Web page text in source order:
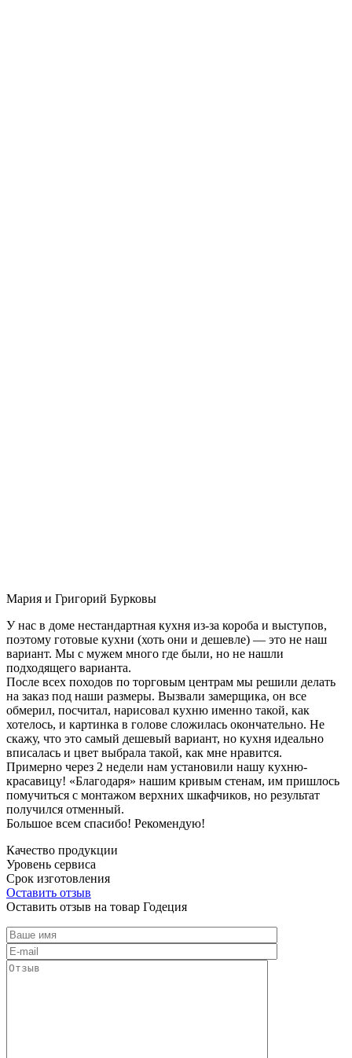
Мария и Григорий Бурковы
У нас в доме нестандартная кухня из-за короба и выступов,
поэтому готовые кухни (хоть они и дешевле) — это не наш
вариант. Мы с мужем много где были, но не нашли
подходящего варианта.
После всех походов по торговым центрам мы решили делать
на заказ под наши размеры. Вызвали замерщика, он все
обмерил, посчитал, нарисовал кухню именно такой, как
хотелось, и картинка в голове сложилась окончательно. Не
скажу, что это самый дешевый вариант, но кухня идеально
вписалась и цвет выбрала такой, как мне нравится.
Примерно через 2 недели нам установили нашу кухню-
красавицу! «Благодаря» нашим кривым стенам, им пришлось
помучиться с монтажом верхних шкафчиков, но результат
получился отменный.
Большое всем спасибо! Рекомендую!
Качество продукции
Уровень сервиса
Срок изготовления
Оставить отзыв
Оставить отзыв на товар Годеция